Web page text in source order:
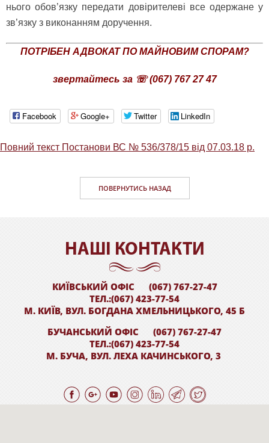
нього обов’язку передати довірителеві все одержане у
зв’язку з виконанням доручення.
ПОТРІБЕН АДВОКАТ ПО МАЙНОВИМ СПОРАМ?
звертайтесь за ☏ (067) 767 27 47
Facebook Google+ Twitter LinkedIn
Повний текст Постанови ВС № 536/378/15 від 07.03.18 р.
ПОВЕРНУТИСЬ НАЗАД
НАШI КОНТАКТИ
КИЇВСЬКИЙ ОФІС
(067) 767-27-47
ТЕЛ.:(067) 423-77-54
М. КИЇВ, ВУЛ. БОГДАНА ХМЕЛЬНИЦЬКОГО, 45 Б
БУЧАНСЬКИЙ ОФІС
(067) 767-27-47
ТЕЛ.:(067) 423-77-54
М. БУЧА, ВУЛ. ЛЕХА КАЧИНСЬКОГО, 3